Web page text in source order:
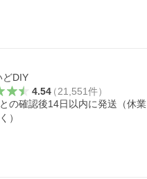
どDIY
4.54（21,551件）
の確認後14日以内に発送（休業
）